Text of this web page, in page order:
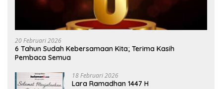
20 Februari 2026
6 Tahun Sudah Kebersamaan Kita; Terima Kasih
Pembaca Semua
18 Februari 2026
Lara Ramadhan 1447 H